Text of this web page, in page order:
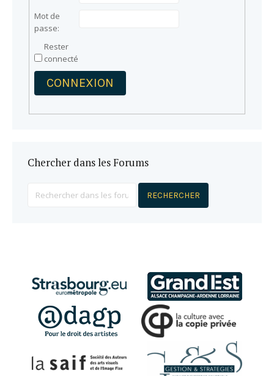
Mot de
passe:
Rester
connecté
CONNEXION
Chercher dans les Forums